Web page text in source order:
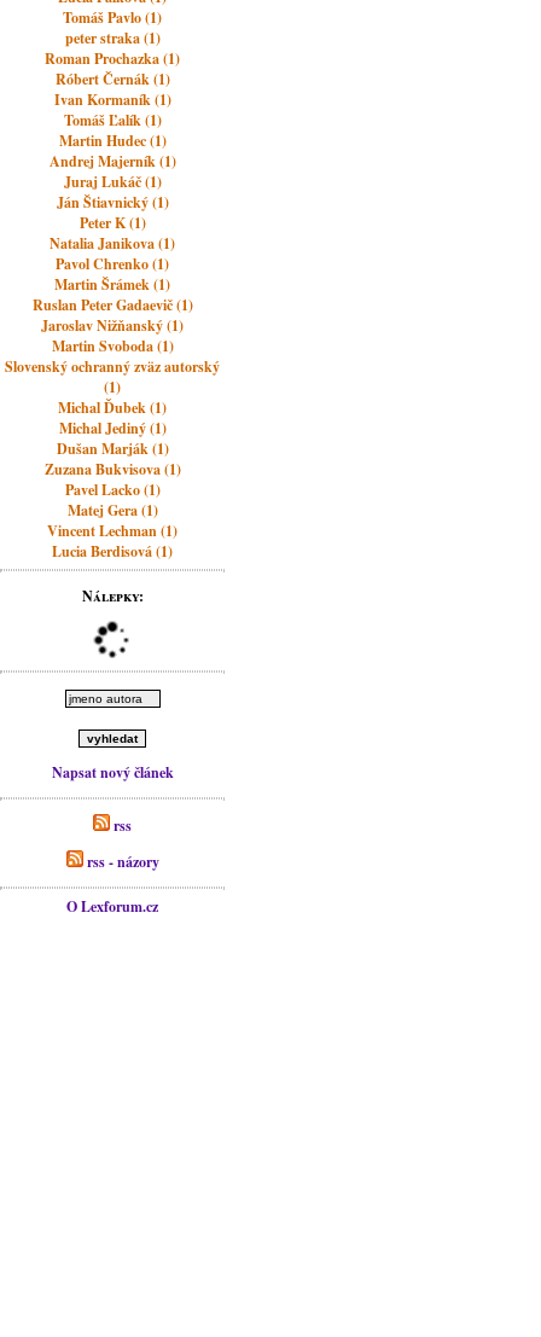
Tomáš Pavlo (1)
peter straka (1)
Roman Prochazka (1)
Róbert Černák (1)
Ivan Kormaník (1)
Tomáš Ľalík (1)
Martin Hudec (1)
Andrej Majerník (1)
Juraj Lukáč (1)
Ján Štiavnický (1)
Peter K (1)
Natalia Janikova (1)
Pavol Chrenko (1)
Martin Šrámek (1)
Ruslan Peter Gadaevič (1)
Jaroslav Nižňanský (1)
Martin Svoboda (1)
Slovenský ochranný zväz autorský
(1)
Michal Ďubek (1)
Michal Jediný (1)
Dušan Marják (1)
Zuzana Bukvisova (1)
Pavel Lacko (1)
Matej Gera (1)
Vincent Lechman (1)
Lucia Berdisová (1)
Nálepky:
Napsat nový článek
rss
rss - názory
O Lexforum.cz